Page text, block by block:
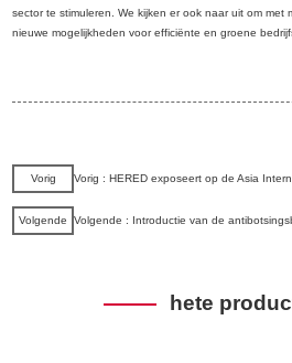
sector te stimuleren. We kijken er ook naar uit om met
nieuwe mogelijkheden voor efficiënte en groene
Vorig Vorig : HERED exposeert op de Asia International
Volgende Volgende : Introductie van de antibotsingsbeugel: een nieuwe
hete